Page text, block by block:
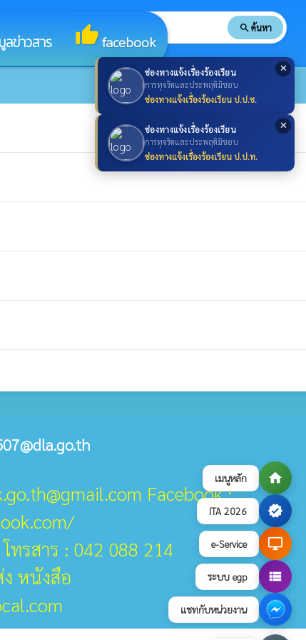
เมนูหลัก home
ITA 2026 verified
e-Service desktop_windows
ระบบ egp view_list
แชทกับหน่วยงาน
✕
ช่องทางแจ้งเรื่องร้องเรียน
การทุจริตและประพฤติมิชอบ
ช่องทางแจ้งเรื่องร้องเรียน ป.ป.ช.
✕
ช่องทางแจ้งเรื่องร้องเรียน
การทุจริตและประพฤติมิชอบ
ช่องทางแจ้งเรื่องร้องเรียน ป.ป.ท.
ลข่าวสาร thumb_upfacebook
search search ค้นหา
Facebook :
ทรสาร : 042 088 214
ง หนังสือ